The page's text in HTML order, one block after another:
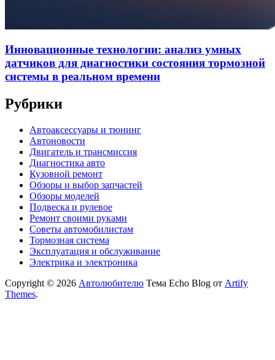
Инновационные технологии: анализ умных
датчиков для диагностики состояния тормозной
системы в реальном времени
Рубрики
Автоаксессуары и тюнинг
Автоновости
Двигатель и трансмиссия
Диагностика авто
Кузовной ремонт
Обзоры и выбор запчастей
Обзоры моделей
Подвеска и рулевое
Ремонт своими руками
Советы автомобилистам
Тормозная система
Эксплуатация и обслуживание
Электрика и электроника
Copyright © 2026 Автолюбителю Тема Echo Blog от Artify
Themes.